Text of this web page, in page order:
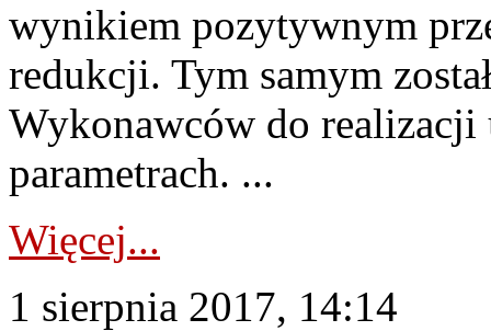
wynikiem pozytywnym
redukcji. Tym samym
Wykonawców do realizacji
parametrach. ...
Więcej...
1 sierpnia 2017, 14:14